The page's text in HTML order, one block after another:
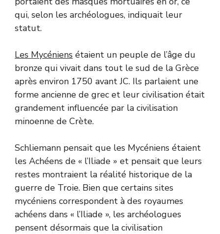
qui, selon les archéologues, indiquait leur
statut.
Les Mycéniens étaient un peuple de l’âge du
bronze qui vivait dans tout le sud de la Grèce
après environ 1750 avant JC. Ils parlaient une
forme ancienne de grec et leur civilisation était
grandement influencée par la civilisation
minoenne de Crète.
Schliemann pensait que les Mycéniens étaient
les Achéens de « l’Iliade » et pensait que leurs
restes montraient la réalité historique de la
guerre de Troie. Bien que certains sites
mycéniens correspondent à des royaumes
achéens dans « l’Iliade », les archéologues
pensent désormais que la civilisation